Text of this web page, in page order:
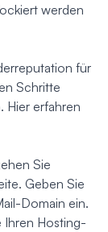
werden
für
Schritte
Hier erfahren
Sie
Geben Sie
Domain ein.
Ihren Hosting-